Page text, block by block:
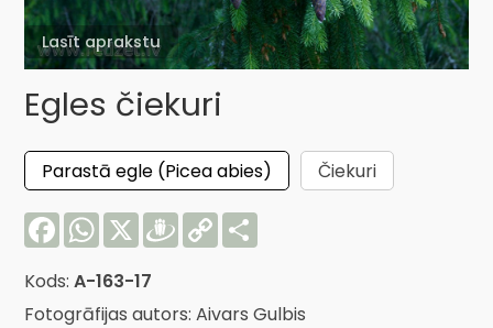
Lasīt aprakstu
Egles čiekuri
Parastā egle (Picea abies)
Čiekuri
FacebookWhatsApp
X Draugiem
Copy
Link
Kods:A-163-17
Fotogrāfijas autors: Aivars Gulbis